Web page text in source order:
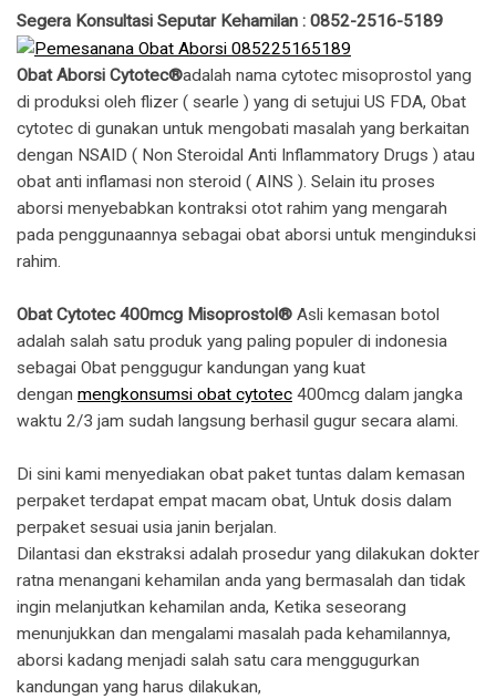
Segera Konsultasi Seputar Kehamilan : 0852-2516-5189
Obat Aborsi Cytotec®adalah nama cytotec misoprostol yang
di produksi oleh flizer ( searle ) yang di setujui US FDA, Obat
cytotec di gunakan untuk mengobati masalah yang berkaitan
dengan NSAID ( Non Steroidal Anti Inflammatory Drugs ) atau
obat anti inflamasi non steroid ( AINS ). Selain itu proses
aborsi menyebabkan kontraksi otot rahim yang mengarah
pada penggunaannya sebagai obat aborsi untuk menginduksi
rahim.
Obat Cytotec 400mcg Misoprostol® Asli kemasan botol
adalah salah satu produk yang paling populer di indonesia
sebagai Obat penggugur kandungan yang kuat
dengan mengkonsumsi obat cytotec 400mcg dalam jangka
waktu 2/3 jam sudah langsung berhasil gugur secara alami.
Di sini kami menyediakan obat paket tuntas dalam kemasan
perpaket terdapat empat macam obat, Untuk dosis dalam
perpaket sesuai usia janin berjalan.
Dilantasi dan ekstraksi adalah prosedur yang dilakukan dokter
ratna menangani kehamilan anda yang bermasalah dan tidak
ingin melanjutkan kehamilan anda, Ketika seseorang
menunjukkan dan mengalami masalah pada kehamilannya,
aborsi kadang menjadi salah satu cara menggugurkan
kandungan yang harus dilakukan,